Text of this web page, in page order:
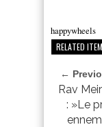
happywheels
RELATED
←
Rav
: »Le